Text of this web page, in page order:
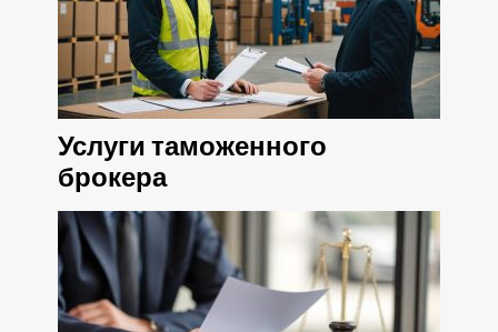
Услуги таможенного
брокера